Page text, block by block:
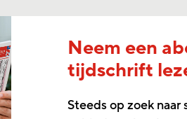
Neem een
tijdschrift
Steeds op zoek